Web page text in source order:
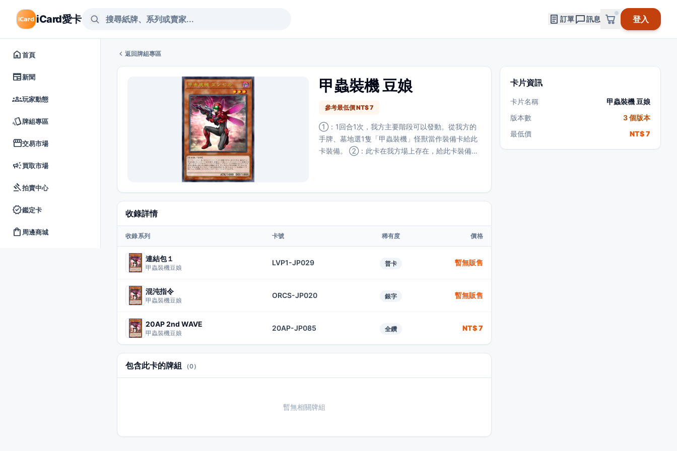
iCard愛卡 訂單 訊息 登入
home首頁
newspaper新聞
groups玩家動態
style牌組專區
storefront交易市場
campaign買取市場
gavel拍賣中心
verified鑑定卡
shopping_bag 周邊商城
chevron_left 返回牌組專區
甲蟲裝機 豆娘
參考最低價 NT$ 7
①：1回合1次，我方主要階段可以發動。從我方的
手牌、墓地選1隻「甲蟲裝機」怪獸當作裝備卡給此
卡裝備。 ②：此卡在我方場上存在，給此卡裝備的
收錄詳情
收錄系列 卡號 稀有度 價格
連結包１
甲蟲裝機豆娘
LVP1-JP029 普卡 暫無販售
混沌指令
甲蟲裝機豆娘
ORCS-JP020 銀字 暫無販售
20AP 2nd WAVE
甲蟲裝機豆娘
20AP-JP085 全鑽 NT$ 7
包含此卡的牌組 （0）
暫無相關牌組
卡片資訊
卡片名稱
甲蟲裝機 豆娘
版本數
3 個版本
最低價
NT$ 7